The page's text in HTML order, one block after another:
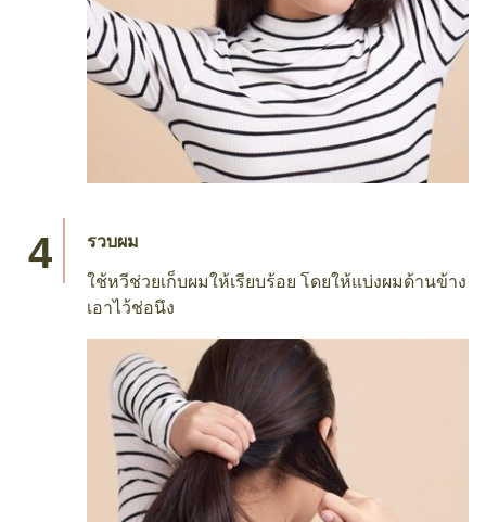
รวบผม
ใช้หวีช่วยเก็บผมให้เรียบร้อย โดยให้แบ่งผมด้านข้าง
เอาไว้ช่อนึง